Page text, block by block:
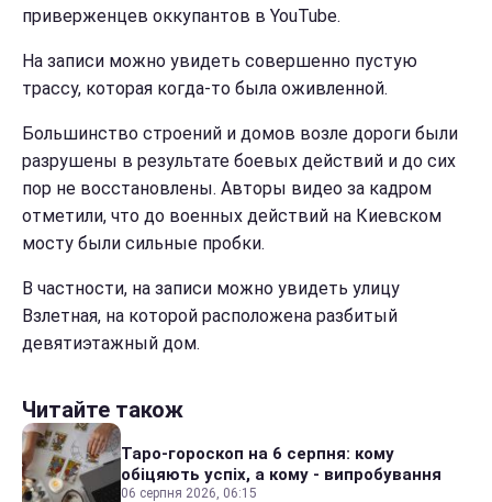
приверженцев оккупантов в YouTube.
На записи можно увидеть совершенно пустую
трассу, которая когда-то была оживленной.
Большинство строений и домов возле дороги были
разрушены в результате боевых действий и до сих
пор не восстановлены. Авторы видео за кадром
отметили, что до военных действий на Киевском
мосту были сильные пробки.
В частности, на записи можно увидеть улицу
Взлетная, на которой расположена разбитый
девятиэтажный дом.
Читайте також
Таро-гороскоп на 6 серпня: кому
обіцяють успіх, а кому - випробування
06 серпня 2026, 06:15